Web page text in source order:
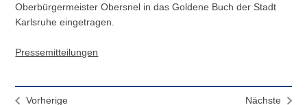
Oberbürgermeister Obersnel in das Goldene Buch der Stadt
Karlsruhe eingetragen.
Pressemitteilungen
Vorherige
Nächste